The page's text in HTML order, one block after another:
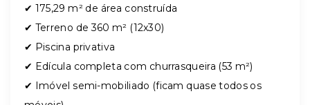
✔ 175,29 m² de área construída
✔ Terreno de 360 m² (12x30)
✔ Piscina privativa
✔ Edícula completa com churrasqueira (53 m²)
✔ Imóvel semi-mobiliado (ficam quase todos os